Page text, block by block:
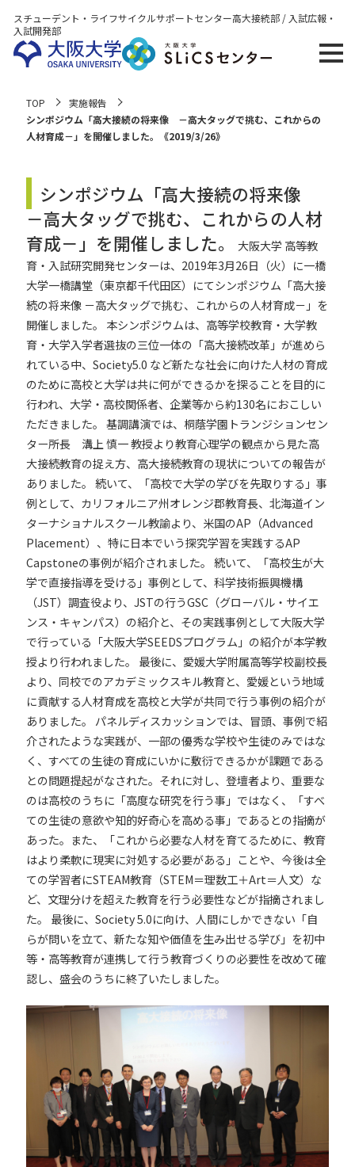
スチューデント・ライフサイクルサポートセンター高大接続部 / 入試広報・
入試開発部
TOP
実施報告
シンポジウム「高大接続の将来像 －高大タッグで挑む、これからの
人材育成－」を開催しました。《2019/3/26》
シンポジウム「高大接続の将来像
－高大タッグで挑む、これからの人材
育成－」を開催しました。
大阪大学 高等教
育・入試研究開発センターは、2019年3月26日（火）に一橋
大学一橋講堂（東京都千代田区）にてシンポジウム「高大接
続の将来像 －高大タッグで挑む、これからの人材育成－」を
開催しました。
本シンポジウムは、高等学校教育・大学教
育・大学入学者選抜の三位一体の「高大接続改革」が進めら
れている中、Society5.0 など新たな社会に向けた人材の育成
のために高校と大学は共に何ができるかを探ることを目的に
行われ、大学・高校関係者、企業等から約130名におこしい
ただきました。
基調講演では、桐蔭学園トランジションセン
ター所長 溝上 慎一 教授より教育心理学の観点から見た高
大接続教育の捉え方、高大接続教育の現状についての報告が
ありました。
続いて、「高校で大学の学びを先取りする」事
例として、カリフォルニア州オレンジ郡教育長、北海道イン
ターナショナルスクール教諭より、米国のAP（Advanced
Placement）、特に日本でいう探究学習を実践するAP
Capstoneの事例が紹介されました。
続いて、「高校生が大
学で直接指導を受ける」事例として、科学技術振興機構
（JST）調査役より、JSTの行うGSC（グローバル・サイエ
ンス・キャンパス）の紹介と、その実践事例として大阪大学
で行っている「大阪大学SEEDSプログラム」の紹介が本学教
授より行われました。
最後に、愛媛大学附属高等学校副校長
より、同校でのアカデミックスキル教育と、愛媛という地域
に貢献する人材育成を高校と大学が共同で行う事例の紹介が
ありました。
パネルディスカッションでは、冒頭、事例で紹
介されたような実践が、一部の優秀な学校や生徒のみではな
く、すべての生徒の育成にいかに敷衍できるかが課題である
との問題提起がなされた。それに対し、登壇者より、重要な
のは高校のうちに「高度な研究を行う事」ではなく、「すべ
ての生徒の意欲や知的好奇心を高める事」であるとの指摘が
あった。また、「これから必要な人材を育てるために、教育
はより柔軟に現実に対処する必要がある」ことや、今後は全
ての学習者にSTEAM教育（STEM＝理数工＋Art＝人文）な
ど、文理分けを超えた教育を行う必要性などが指摘されまし
た。
最後に、Society 5.0に向け、人間にしかできない「自
らが問いを立て、新たな知や価値を生み出せる学び」を初中
等・高等教育が連携して行う教育づくりの必要性を改めて確
認し、盛会のうちに終了いたしました。